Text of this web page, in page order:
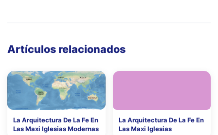
Artículos relacionados
La Arquitectura De La Fe En
Las Maxi Iglesias Modernas
La Arquitectura De La Fe En
Las Maxi Iglesias